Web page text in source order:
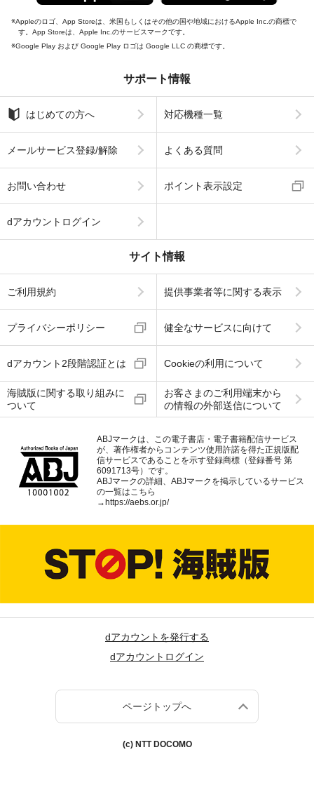
Appleのロゴ、App Storeは、米国もしくはその他の国や地域におけるApple Inc.の商標で
す。App Storeは、Apple Inc.のサービスマークです。
Google Play および Google Play ロゴは Google LLC の商標です。
サポート情報
はじめての方へ 対応機種一覧
メールサービス登録/解除 よくある質問
お問い合わせ ポイント表示設定
dアカウントログイン
サイト情報
ご利用規約 提供事業者等に関する表示
プライバシーポリシー 健全なサービスに向けて
dアカウント2段階認証とは Cookieの利用について
海賊版に関する取り組みに
ついて
お客さまのご利用端末から
の情報の外部送信について
ABJマークは、この電子書店・電子書籍配信サービス
が、著作権者からコンテンツ使用許諾を得た正規版配
信サービスであることを示す登録商標（登録番号 第
6091713号）です。
ABJマークの詳細、ABJマークを掲示しているサービス
の一覧はこちら
→ https://aebs.or.jp/
dアカウントを発行する
dアカウントログイン
ページトップへ
(c) NTT DOCOMO